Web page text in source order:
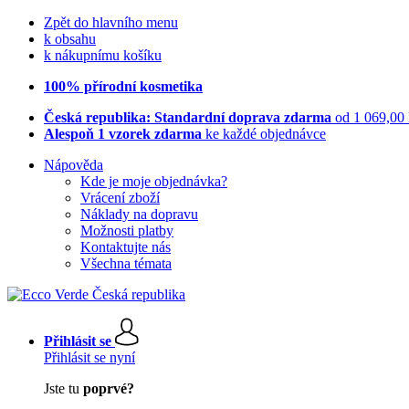
Zpět do hlavního menu
k obsahu
k nákupnímu košíku
100% přírodní kosmetika
Česká republika: Standardní doprava zdarma od 1 069,00
Alespoň 1 vzorek zdarma ke každé objednávce
Nápověda
Kde je moje objednávka?
Vrácení zboží
Náklady na dopravu
Možnosti platby
Kontaktujte nás
Všechna témata
Přihlásit se
Přihlásit se nyní
Jste tu poprvé?